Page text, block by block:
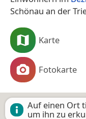
Schönau an der
Karte
Fotokarte
Auf einen Ort
um ihn zu